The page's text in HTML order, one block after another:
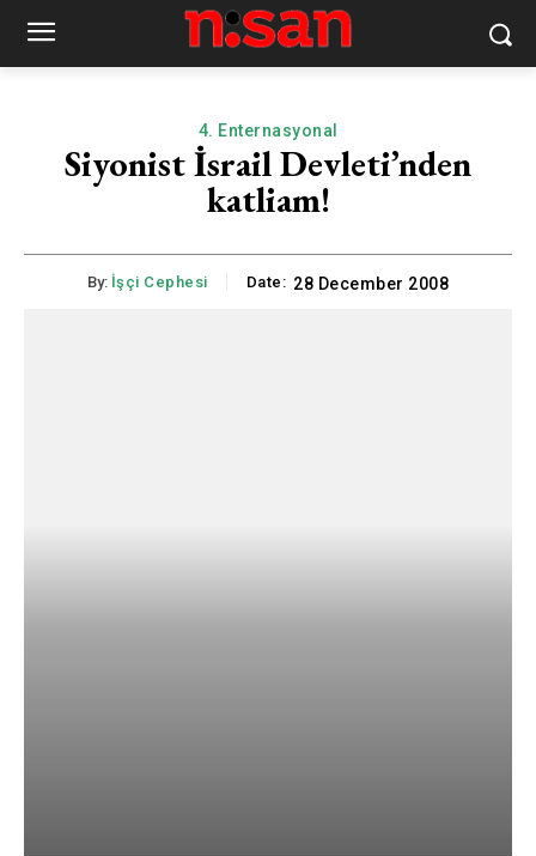
4. Enternasyonal
Siyonist İsrail Devleti’nden
katliam!
By: İşçi Cephesi Date: 28 December 2008